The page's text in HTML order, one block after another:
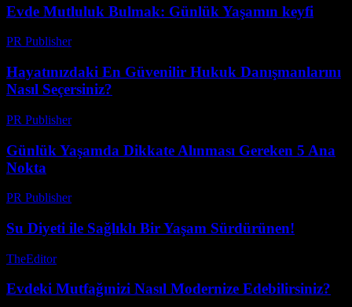
Evde Mutluluk Bulmak: Günlük Yaşamın keyfi
PR Publisher-
Hayatınızdaki En Güvenilir Hukuk Danışmanlarını
Nasıl Seçersiniz?
PR Publisher-
Günlük Yaşamda Dikkate Alınması Gereken 5 Ana
Nokta
PR Publisher-
Su Diyeti ile Sağlıklı Bir Yaşam Sürdürünen!
TheEditor-
Evdeki Mutfağınizi Nasıl Modernize Edebilirsiniz?